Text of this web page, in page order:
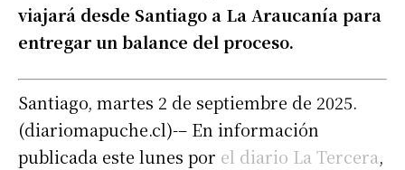
viajará desde Santiago a La Araucanía para
entregar un balance del proceso.
Santiago, martes 2 de septiembre de 2025.
(diariomapuche.cl)-– En información
publicada este lunes por el diario La Tercera,